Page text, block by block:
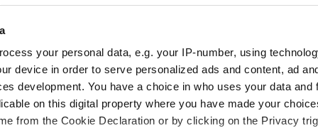
your personal data, e.g. your IP-number, using
device in order to serve personalized ads and content, ad
development. You have a choice in who uses your data and
on this digital property where you have made your
from the Cookie Declaration or by clicking on the Privacy
C
pernottare. Il parcheggio pubblico si trova
direttamente sulla strada ed è frequentato. Di
notte è molto tranquillo, puoi goderti l'oscurità
Tradotto da GoogleMostra originale